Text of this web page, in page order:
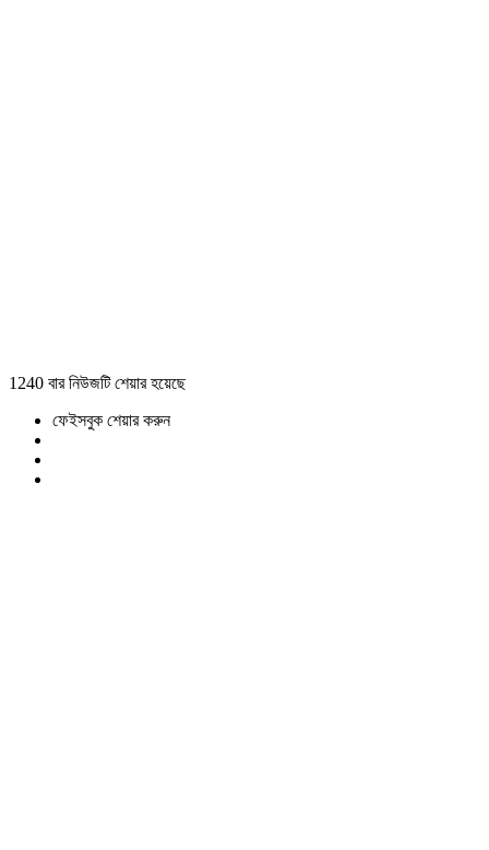
1240 বার নিউজটি শেয়ার হয়েছে
ফেইসবুক শেয়ার করুন